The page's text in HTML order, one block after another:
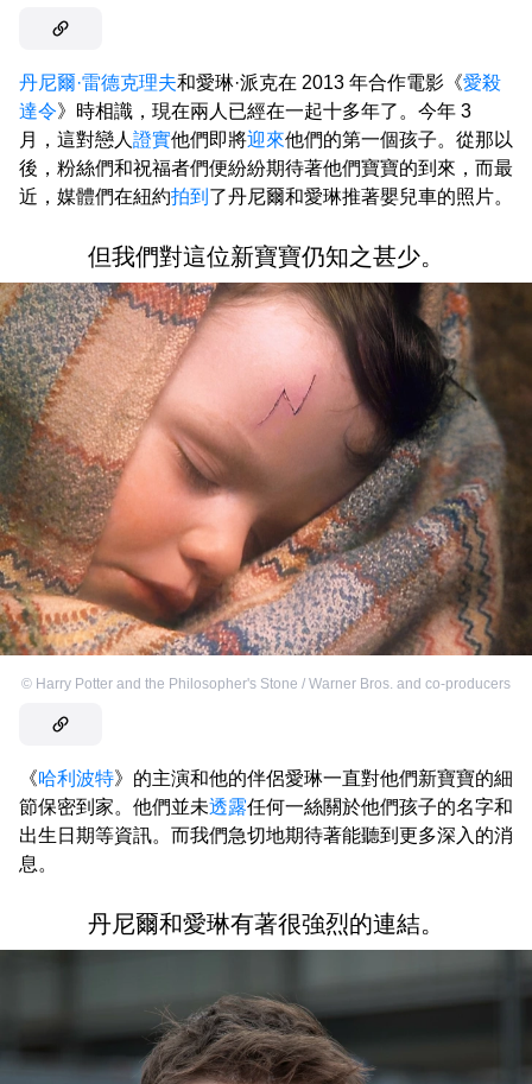
丹尼爾·雷德克理夫和愛琳·派克在 2013 年合作電影《愛殺
達令》時相識，現在兩人已經在一起十多年了。今年 3
月，這對戀人 證實他們即將迎來他們的第一個孩子。從那以
後，粉絲們和祝福者們便紛紛期待著他們寶寶的到來，而最
近，媒體們在紐約拍到 了丹尼爾和愛琳推著嬰兒車的照片。
但我們對這位新寶寶仍知之甚少。
© Harry Potter and the Philosopher's Stone / Warner Bros. and co-producers
《哈利波特》的主演和他的伴侶愛琳一直對他們新寶寶的細
節保密到家。他們並未透露任何一絲關於他們孩子的名字和
出生日期等資訊。而我們急切地期待著能聽到更多深入的消
息。
丹尼爾和愛琳有著很強烈的連結。